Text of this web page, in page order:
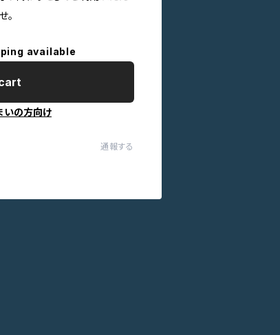
。
available
いの方向け
通報する